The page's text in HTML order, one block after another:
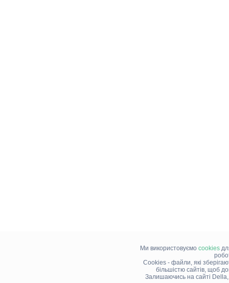
Ми використовуємо cookies
Cookies - файли, які
більшістю сайтів, щоб
Залишаючись на сайті